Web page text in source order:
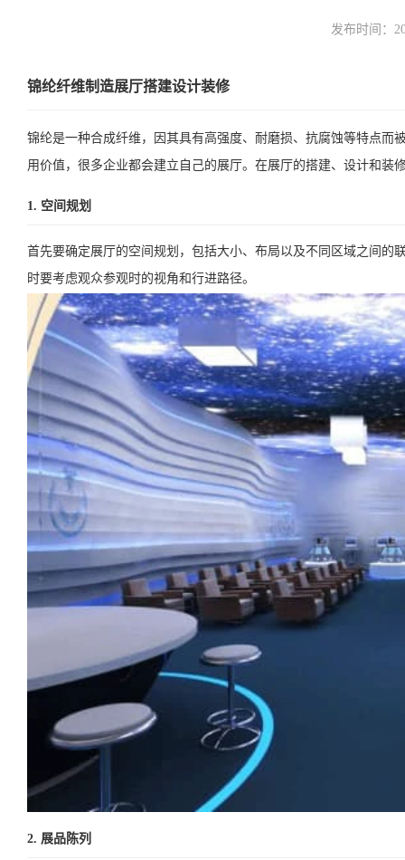
发布时间：
锦纶纤维制造展厅搭建设计装修
锦纶是一种合成纤维，因其具有高强度、耐磨损、抗腐蚀等特点
用价值，很多企业都会建立自己的展厅。在展厅的搭建、设计和装
1. 空间规划
首先要确定展厅的空间规划，包括大小、布局以及不同区域之间
时要考虑观众参观时的视角和行进路径。
2. 展品陈列